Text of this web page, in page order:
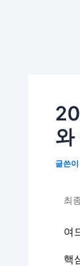
와
글쓴이
최
여
핵